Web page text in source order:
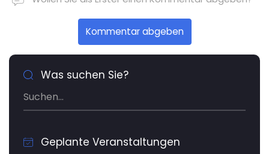
Kommentar abgeben
Was suchen Sie?
Geplante Veranstaltungen